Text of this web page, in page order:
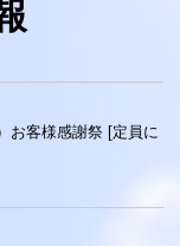
お客様感謝祭 [定員に